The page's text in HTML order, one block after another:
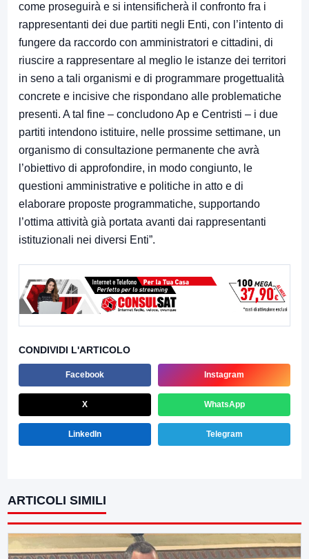
come proseguirà e si intensificherà il confronto fra i
rappresentanti dei due partiti negli Enti, con l’intento di
fungere da raccordo con amministratori e cittadini, di
riuscire a rappresentare al meglio le istanze dei territori
in seno a tali organismi e di programmare progettualità
concrete e incisive che rispondano alle problematiche
presenti. A tal fine – concludono Ap e Centristi – i due
partiti intendono istituire, nelle prossime settimane, un
organismo di consultazione permanente che avrà
l’obiettivo di approfondire, in modo congiunto, le
questioni amministrative e politiche in atto e di
elaborare proposte programmatiche, supportando
l’ottima attività già portata avanti dai rappresentanti
istituzionali nei diversi Enti”.
CONDIVIDI L'ARTICOLO
Facebook Instagram
X WhatsApp
LinkedIn Telegram
ARTICOLI SIMILI